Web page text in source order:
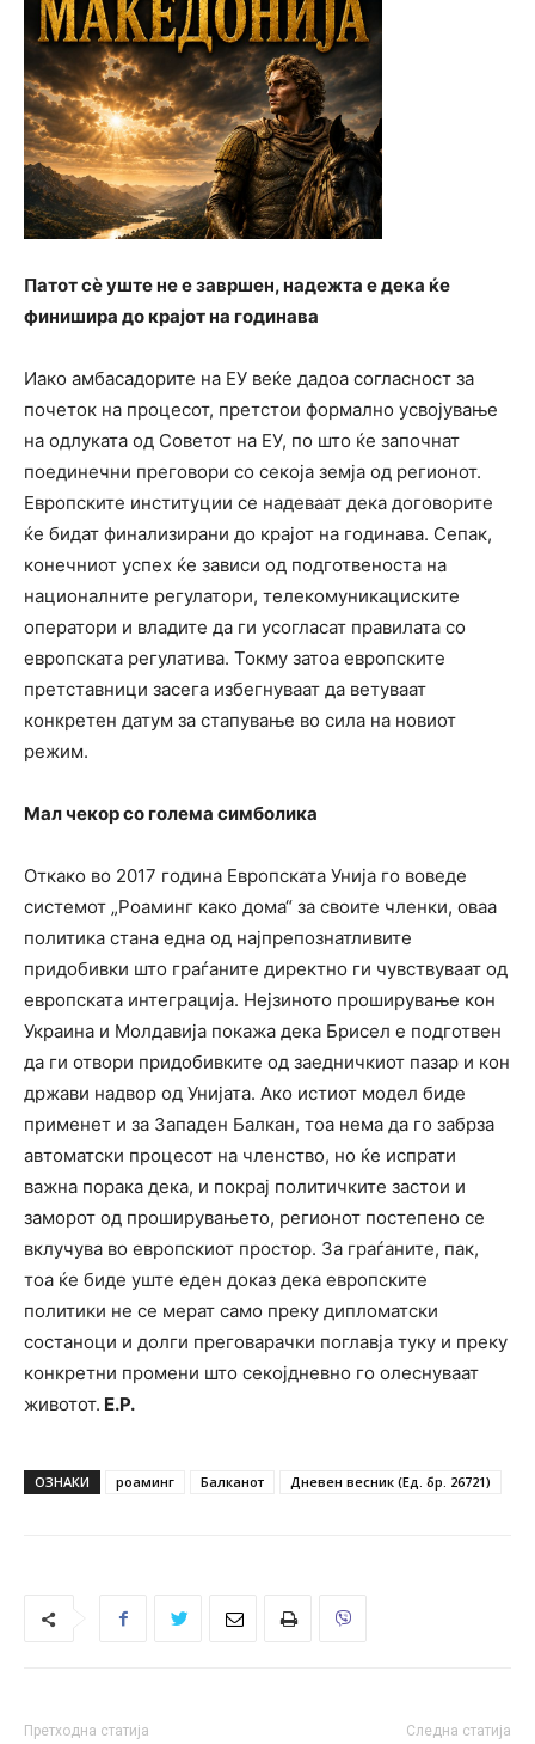
Патот сè уште не е завршен, надежта е дека ќе
финишира до крајот на годинава
Иако амбасадорите на ЕУ веќе дадоа согласност за
почеток на процесот, претстои формално усвојување
на одлуката од Советот на ЕУ, по што ќе започнат
поединечни преговори со секоја земја од регионот.
Европските институции се надеваат дека договорите
ќе бидат финализирани до крајот на годинава. Сепак,
конечниот успех ќе зависи од подготвеноста на
националните регулатори, телекомуникациските
оператори и владите да ги усогласат правилата со
европската регулатива. Токму затоа европските
претставници засега избегнуваат да ветуваат
конкретен датум за стапување во сила на новиот
режим.
Мал чекор со голема симболика
Откако во 2017 година Европската Унија го воведе
системот „Роаминг како дома“ за своите членки, оваа
политика стана една од најпрепознатливите
придобивки што граѓаните директно ги чувствуваат од
европската интеграција. Нејзиното проширување кон
Украина и Молдавија покажа дека Брисел е подготвен
да ги отвори придобивките од заедничкиот пазар и кон
држави надвор од Унијата. Ако истиот модел биде
применет и за Западен Балкан, тоа нема да го забрза
автоматски процесот на членство, но ќе испрати
важна порака дека, и покрај политичките застои и
заморот од проширувањето, регионот постепено се
вклучува во европскиот простор. За граѓаните, пак,
тоа ќе биде уште еден доказ дека европските
политики не се мерат само преку дипломатски
состаноци и долги преговарачки поглавја туку и преку
конкретни промени што секојдневно го олеснуваат
животот. Е.Р.
ОЗНАКИ роаминг Балканот Дневен весник (Ед. бр. 26721)
Претходна статија Следна статија